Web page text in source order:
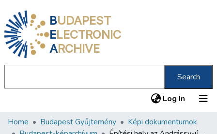
BUDAPEST
ELECTRONIC
ARCHIVE
Search
Log In (current)
Communities & Collections
Home Budapest Gyűjtemény
Képi dokumentumok